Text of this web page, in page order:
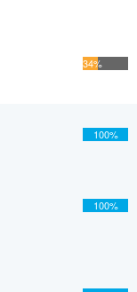
34%
100%
100%